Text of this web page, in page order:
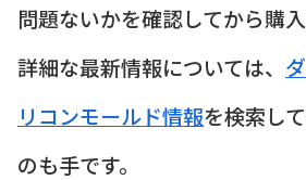
問題ないかを確認してから購
詳細な最新情報については、
リコンモールド情報を検索し
のも手です。